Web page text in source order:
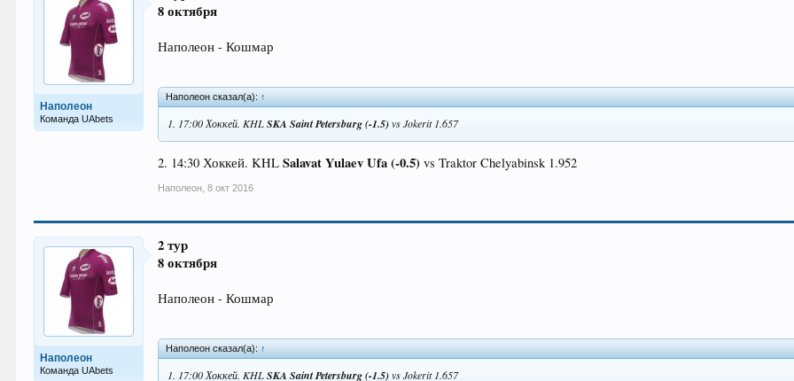
Наполеон
Команда UAbets
8 октября
Наполеон - Кошмар
Наполеон сказал(а): ↑
1. 17:00 Хоккей. KHLSKA Saint Petersburg (-1.5)vs Jokerit 1.657
2. 14:30 Хоккей. KHLSalavat Yulaev Ufa (-0.5) vs Traktor Chelyabinsk 1.952
Наполеон 8 окт 2016
Наполеон
Команда UAbets
2 тур
8 октября
Наполеон - Кошмар
Наполеон сказал(а): ↑
1. 17:00 Хоккей. KHLSKA Saint Petersburg (-1.5)vs Jokerit 1.657